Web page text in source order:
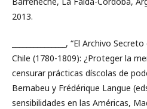
2013.
_______________, “El Archivo
Chile (1780-1809): ¿Proteger la
censurar prácticas díscolas de
Bernabeu y Frédérique Langue
sensibilidades en las Américas,